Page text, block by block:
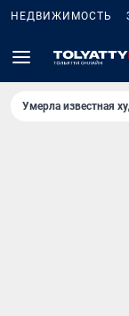
НЕДВИЖИМОСТЬ
Умерла известная